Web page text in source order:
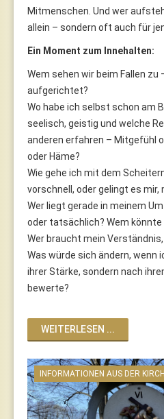
Mitmenschen. Und wer
allein – sondern oft auch für
Ein Moment zum Innehalten:
Wem sehen wir beim Fallen zu
aufgerichtet?
Wo habe ich selbst schon am
seelisch, geistig und welche
anderen erfahren – Mitgefühl
oder Häme?
Wie gehe ich mit dem
vorschnell, oder gelingt es mir,
Wer liegt gerade in meinem
oder tatsächlich? Wem könnte
Wer braucht mein
Was würde sich ändern, wenn
ihrer Stärke, sondern nach
bewerte?
WEITERLESEN ...
INFORMATIONEN AUS DER